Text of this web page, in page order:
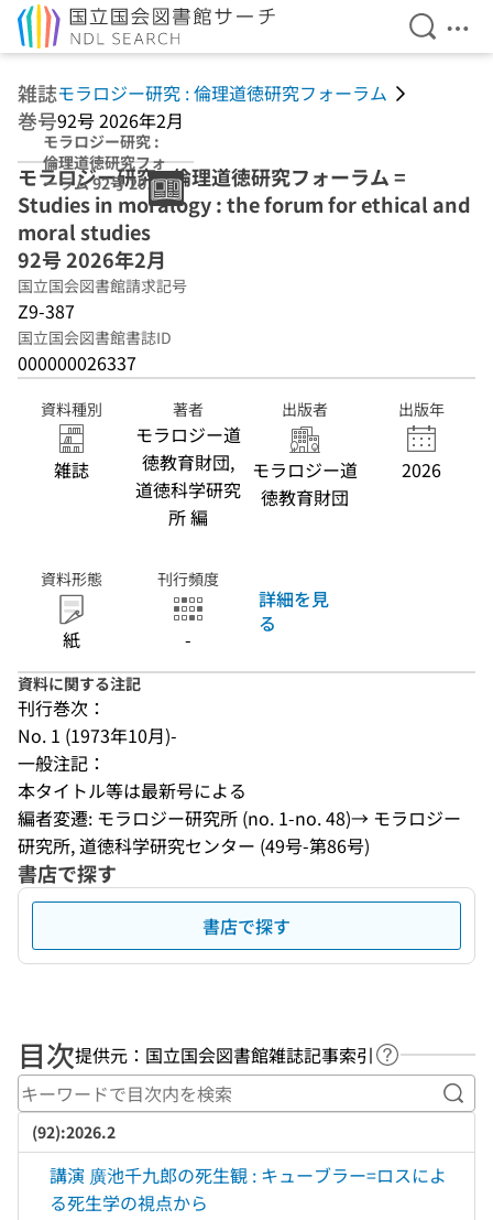
検索を
メ
雑誌モラロジー研究 : 倫理道徳研究フォーラム
巻号92号 2026年2月
モラロジー研究 :
倫理道徳研究フォ
ーラム 92号 2026
年2月
モラロジー研究 : 倫理道徳研究フォーラム =
Studies in moralogy : the forum for ethical and
moral studies
92号 2026年2月
国立国会図書館請求記号
Z9-387
国立国会図書館書誌ID
000000026337
資料種別
雑誌
著者
モラロジー道
徳教育財団,
道徳科学研究
所 編
出版者
モラロジー道
徳教育財団
出版年
2026
資料形態
紙
刊行頻度
-
詳細を見
る
資料に関する注記
刊行巻次：
No. 1 (1973年10月)-
一般注記：
本タイトル等は最新号による
編者変遷: モラロジー研究所 (no. 1-no. 48)→ モラロジー
研究所, 道徳科学研究センター (49号-第86号)
書店で探す
書店で探す
目次提供元：国立国会図書館雑誌記事索引 ヘルプペー
キ
(92):2026.2
講演 廣池千九郎の死生観 : キューブラー=ロスによ
る死生学の視点から